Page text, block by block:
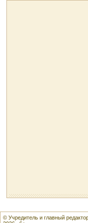
© Учредитель и главный